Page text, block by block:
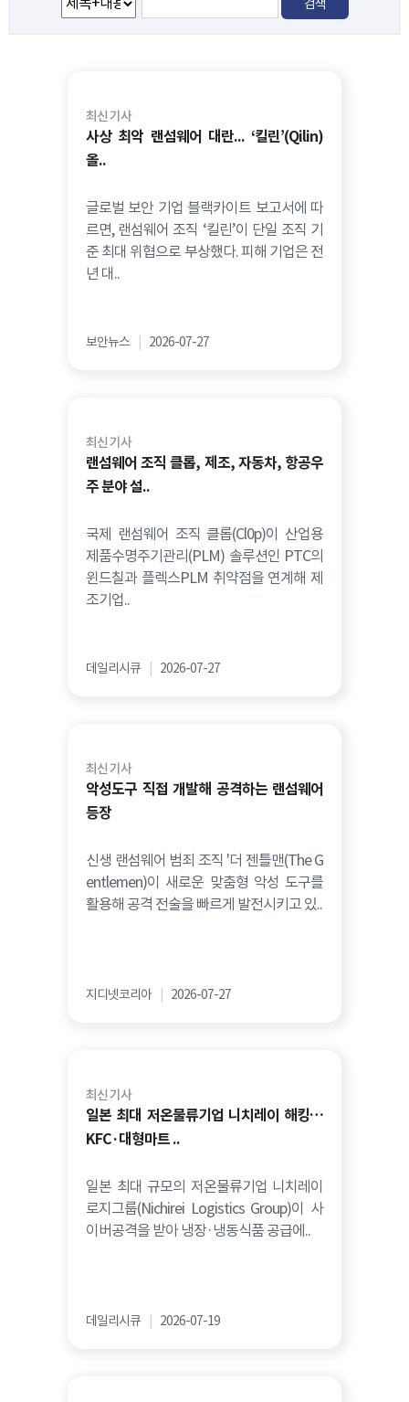
최신 기사
사상 최악 랜섬웨어 대란... ‘킬린’(Qilin)
올..
글로벌 보안 기업 블랙카이트 보고서에 따
르면, 랜섬웨어 조직 ‘킬린’이 단일 조직 기
준 최대 위협으로 부상했다. 피해 기업은 전
년 대..
보안뉴스 2026-07-27
최신 기사
랜섬웨어 조직 클롭, 제조, 자동차, 항공우
주 분야 설..
국제 랜섬웨어 조직 클롭(Cl0p)이 산업용
제품수명주기관리(PLM) 솔루션인 PTC의
윈드칠과 플렉스PLM 취약점을 연계해 제
조기업..
데일리시큐 2026-07-27
최신 기사
악성도구 직접 개발해 공격하는 랜섬웨어
등장
신생 랜섬웨어 범죄 조직 '더 젠틀맨(The G
entlemen)이 새로운 맞춤형 악성 도구를
활용해 공격 전술을 빠르게 발전시키고 있..
지디넷코리아 2026-07-27
최신 기사
일본 최대 저온물류기업 니치레이 해킹…
KFC·대형마트 ..
일본 최대 규모의 저온물류기업 니치레이
로지그룹(Nichirei Logistics Group)이 사
이버공격을 받아 냉장·냉동식품 공급에..
데일리시큐 2026-07-19